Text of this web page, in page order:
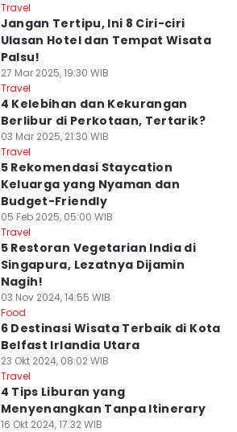
Travel
Jangan Tertipu, Ini 8 Ciri-ciri
Ulasan Hotel dan Tempat Wisata
Palsu!
27 Mar 2025, 19:30 WIB
Travel
4 Kelebihan dan Kekurangan
Berlibur di Perkotaan, Tertarik?
03 Mar 2025, 21:30 WIB
Travel
5 Rekomendasi Staycation
Keluarga yang Nyaman dan
Budget-Friendly
05 Feb 2025, 05:00 WIB
Travel
5 Restoran Vegetarian India di
Singapura, Lezatnya Dijamin
Nagih!
03 Nov 2024, 14:55 WIB
Food
6 Destinasi Wisata Terbaik di Kota
Belfast Irlandia Utara
23 Okt 2024, 08:02 WIB
Travel
4 Tips Liburan yang
Menyenangkan Tanpa Itinerary
16 Okt 2024, 17:32 WIB